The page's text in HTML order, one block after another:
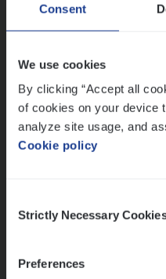
Consent
We use cookies
By clicking “Accept all
of cookies on your device
analyze site usage, and
Cookie policy
Selection
Strictly Necessary
Preferences
(Agi­le)IT Pro­ject
IT, Change & Innovation
Antwerpen
Lees onze verhalen
Mathias houdt van
humor
Thalia zoekt graag
werk